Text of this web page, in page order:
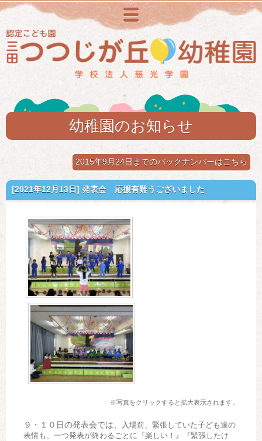
メニュー
幼稚園のお知らせ
2015年9月24日までのバックナンバーはこちら
[2021年12月13日] 発表会 応援有難うございました
※写真をクリックすると拡大表示されます。
９・１０日の発表会では、
入場前、緊張していた子ども達の
表情も、一つ発表が終わるごとに『楽しい！』『緊張したけ